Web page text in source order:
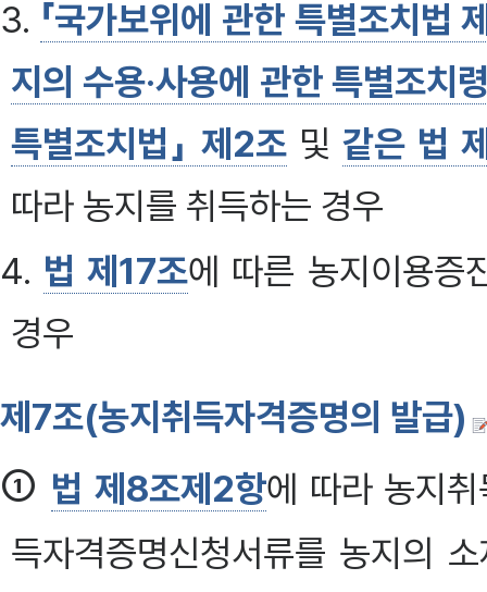
3. 「국가보위에 관한 특별조치법
지의 수용·사용에 관한 특별조치
특별조치법」 제2조 및 같은 법
따라 농지를 취득하는 경우
4. 법 제17조에 따른 농지이용증
경우
제7조(농지취득자격증명의 발급)
① 법 제8조제2항에 따라 농지
득자격증명신청서류를 농지의